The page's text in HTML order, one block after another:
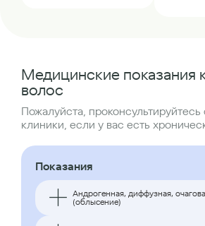
Медицинские показания
волос
Пожалуйста, проконсультируйтесь
клиники, если у вас есть
Показания
Андрогенная, диффузная,
(облысение)